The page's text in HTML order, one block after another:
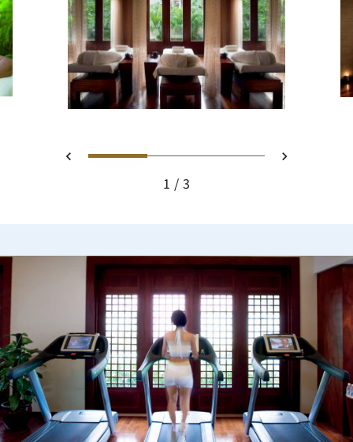
上一页幻灯片 1 - Ritz Carlton
幻灯片 2 - Ritz
幻灯片 3 -
下一页
1
3